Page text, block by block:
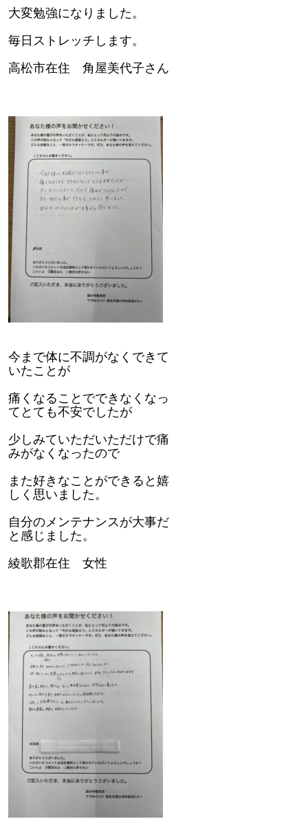
大変勉強になりました。
毎日ストレッチします。
高松市在住 角屋美代子さん
今まで体に不調がなくできて
いたことが
痛くなることでできなくなっ
てとても不安でしたが
少しみていただいただけで痛
みがなくなったので
また好きなことができると嬉
しく思いました。
自分のメンテナンスが大事だ
と感じました。
綾歌郡在住 女性